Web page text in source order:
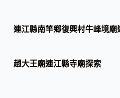
連江縣南竿鄉復興村牛峰境廟
趙大王廟連江縣寺廟探索